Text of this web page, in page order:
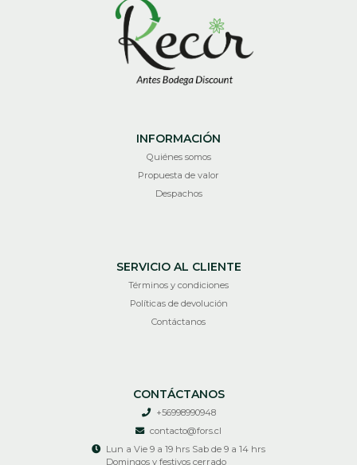
INFORMACIÓN
Quiénes somos
Propuesta de valor
Despachos
SERVICIO AL CLIENTE
Términos y condiciones
Políticas de devolución
Contáctanos
CONTÁCTANOS
+56998990948
contacto@fors.cl
Lun a Vie 9 a 19 hrs Sab de 9 a 14 hrs
Domingos y festivos cerrado